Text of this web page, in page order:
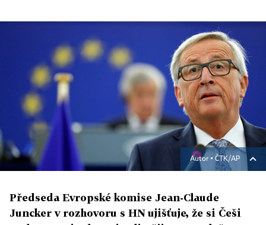
Autor ▪ ČTK/AP
Předseda Evropské komise Jean-Claude
Juncker v rozhovoru s HN ujišťuje, že si Češi